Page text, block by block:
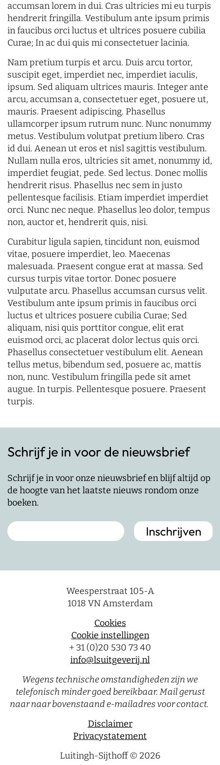
accumsan lorem in dui. Cras ultricies mi eu turpis
hendrerit fringilla. Vestibulum ante ipsum primis
in faucibus orci luctus et ultrices posuere cubilia
Curae; In ac dui quis mi consectetuer lacinia.
Nam pretium turpis et arcu. Duis arcu tortor,
suscipit eget, imperdiet nec, imperdiet iaculis,
ipsum. Sed aliquam ultrices mauris. Integer ante
arcu, accumsan a, consectetuer eget, posuere ut,
mauris. Praesent adipiscing. Phasellus
ullamcorper ipsum rutrum nunc. Nunc nonummy
metus. Vestibulum volutpat pretium libero. Cras
id dui. Aenean ut eros et nisl sagittis vestibulum.
Nullam nulla eros, ultricies sit amet, nonummy id,
imperdiet feugiat, pede. Sed lectus. Donec mollis
hendrerit risus. Phasellus nec sem in justo
pellentesque facilisis. Etiam imperdiet imperdiet
orci. Nunc nec neque. Phasellus leo dolor, tempus
non, auctor et, hendrerit quis, nisi.
Curabitur ligula sapien, tincidunt non, euismod
vitae, posuere imperdiet, leo. Maecenas
malesuada. Praesent congue erat at massa. Sed
cursus turpis vitae tortor. Donec posuere
vulputate arcu. Phasellus accumsan cursus velit.
Vestibulum ante ipsum primis in faucibus orci
luctus et ultrices posuere cubilia Curae; Sed
aliquam, nisi quis porttitor congue, elit erat
euismod orci, ac placerat dolor lectus quis orci.
Phasellus consectetuer vestibulum elit. Aenean
tellus metus, bibendum sed, posuere ac, mattis
non, nunc. Vestibulum fringilla pede sit amet
augue. In turpis. Pellentesque posuere. Praesent
turpis.
Schrijf je in voor de nieuwsbrief
Schrijf je in voor onze nieuwsbrief en blijf altijd op
de hoogte van het laatste nieuws rondom onze
boeken.
Weesperstraat 105-A
1018 VN Amsterdam
Cookies
Cookie instellingen
+ 31 (0)20 530 73 40
info@lsuitgeverij.nl
Wegens technische omstandigheden zijn we
telefonisch minder goed bereikbaar. Mail gerust
naar naar bovenstaand e-mailadres voor contact.
Disclaimer
Privacystatement
Luitingh-Sijthoff © 2026